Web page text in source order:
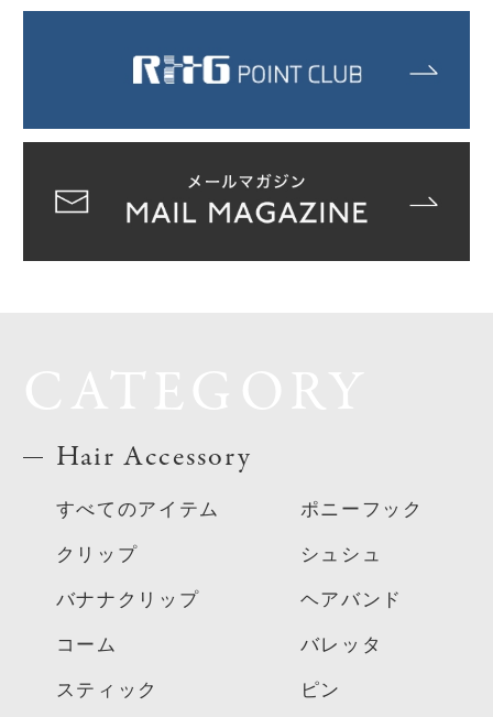
Hair Accessory
すべてのアイテム
クリップ
バナナクリップ
コーム
スティック
ポニーフック
シュシュ
ヘアバンド
バレッタ
ピン